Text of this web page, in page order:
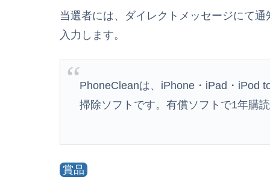
当選者には、ダイレクトメッセージにて
入力します。
PhoneCleanは、iPhone・iPad・iPod
掃除ソフトです。有償ソフトで1年購
賞品